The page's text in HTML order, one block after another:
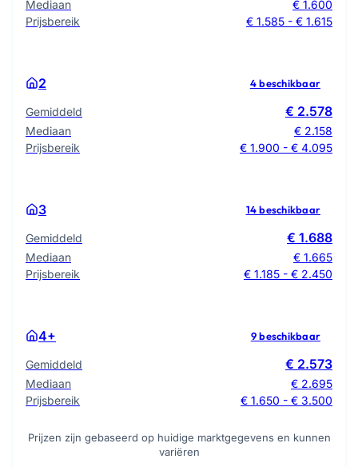
Mediaan
€ 1.600
Prijsbereik
€ 1.585 - € 1.615
2 4 beschikbaar
Gemiddeld € 2.578
Mediaan
€ 2.158
Prijsbereik
€ 1.900 - € 4.095
3 14 beschikbaar
Gemiddeld € 1.688
Mediaan
€ 1.665
Prijsbereik
€ 1.185 - € 2.450
4+ 9 beschikbaar
Gemiddeld € 2.573
Mediaan
€ 2.695
Prijsbereik
€ 1.650 - € 3.500
Prijzen zijn gebaseerd op huidige marktgegevens en kunnen
variëren